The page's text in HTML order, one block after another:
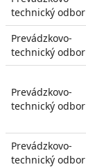
technický odbor
Prevádzkovo-
technický odbor
Prevádzkovo-
technický odbor
Prevádzkovo-
technický odbor